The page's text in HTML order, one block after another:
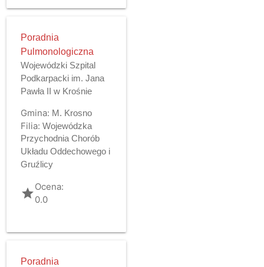
Poradnia
Pulmonologiczna
Wojewódzki Szpital
Podkarpacki im. Jana
Pawła II w Krośnie
Gmina: M. Krosno
Filia: Wojewódzka
Przychodnia Chorób
Układu Oddechowego i
Gruźlicy
gradeOcena:
0.0
Poradnia